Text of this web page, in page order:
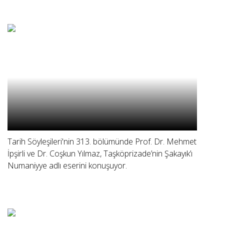
Tarih Söyleşileri'nin 313. bölümünde Prof. Dr. Mehmet
İpşirli ve Dr. Coşkun Yılmaz, Taşköprizade’nin Şakayık’ı
Numaniyye adlı eserini konuşuyor.